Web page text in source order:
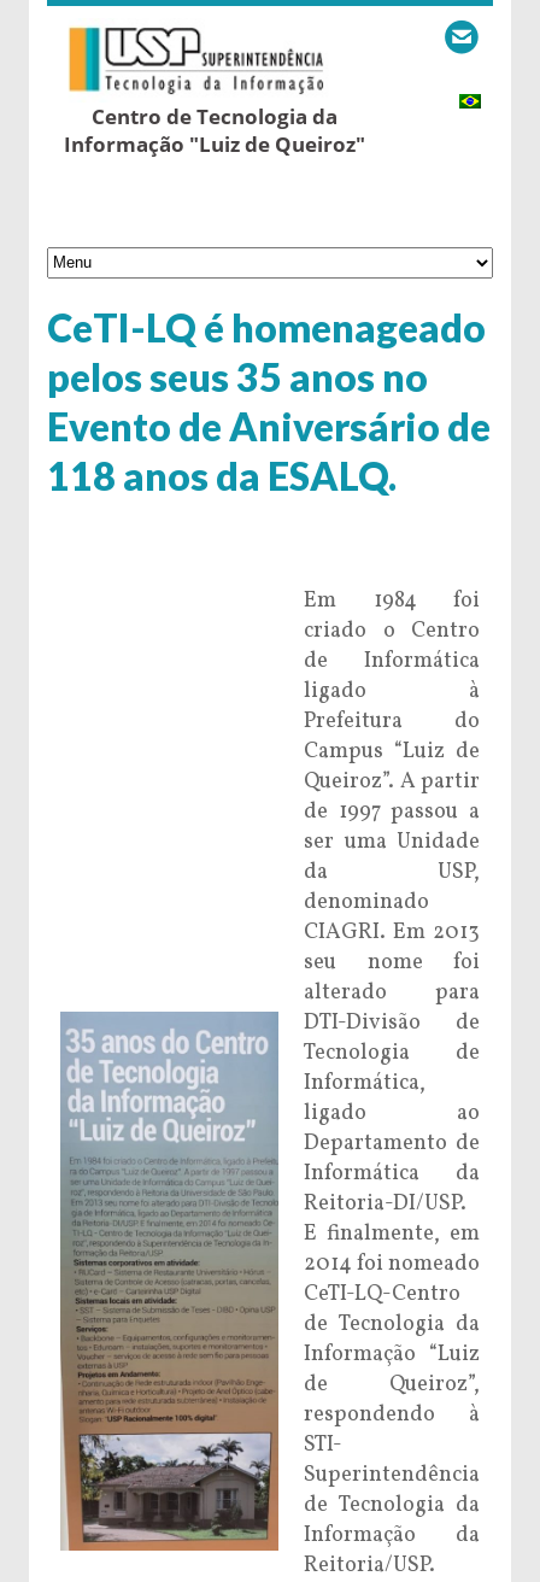
Centro de Tecnologia da
Informação "Luiz de Queiroz"
CeTI-LQ é homenageado
pelos seus 35 anos no
Evento de Aniversário de
118 anos da ESALQ.
Em 1984 foi
criado o Centro
de Informática
ligado à
Prefeitura do
Campus “Luiz de
Queiroz”. A partir
de 1997 passou a
ser uma Unidade
da USP,
denominado
CIAGRI. Em 2013
seu nome foi
alterado para
DTI-Divisão de
Tecnologia de
Informática,
ligado ao
Departamento de
Informática da
Reitoria-DI/USP.
E finalmente, em
2014 foi nomeado
CeTI-LQ-Centro
de Tecnologia da
Informação “Luiz
de Queiroz”,
respondendo à
STI-
Superintendência
de Tecnologia da
Informação da
Reitoria/USP.